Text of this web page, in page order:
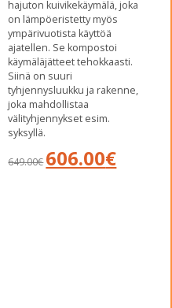
hajuton kuivikekäymälä, joka
on lämpöeristetty myös
ympärivuotista käyttöä
ajatellen. Se kompostoi
käymäläjätteet tehokkaasti.
Siinä on suuri
tyhjennysluukku ja rakenne,
joka mahdollistaa
välityhjennykset esim.
syksyllä.
649.00€
Alkuperäinen
hinta
606.00€Nykyinen
hinta